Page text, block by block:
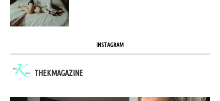
INSTAGRAM
THEKMAGAZINE